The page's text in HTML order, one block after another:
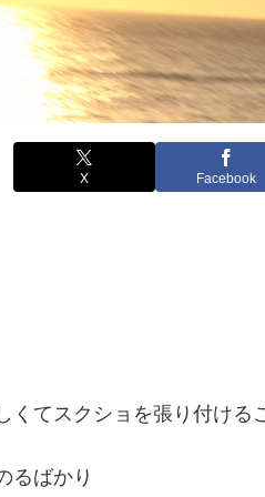
X Facebook
くてスクショを張り付ける
るばかり